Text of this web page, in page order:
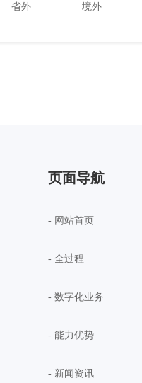
省外 境外
页面导航
- 网站首页
- 全过程
- 数字化业务
- 能力优势
- 新闻资讯